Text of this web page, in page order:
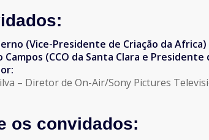
(Vice-Presidente de Criação da Africa)
Campos (CCO da Santa Clara e Presidente
– Diretor de On-Air/Sony Pictures
os convidados: